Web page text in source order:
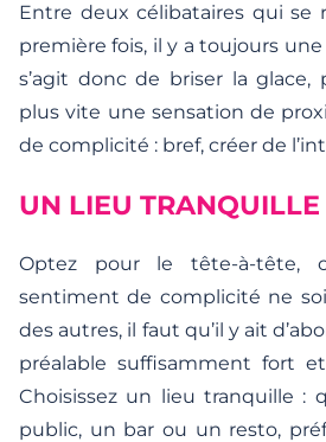
Entre deux célibataires qui se
première fois, il y a toujours
s’agit donc de briser la glace,
plus vite une sensation de
de complicité : bref, créer de
UN LIEU TRANQUILLE
Optez pour le tête-à-tête,
sentiment de complicité ne
des autres, il faut qu’il y ait
préalable suffisamment fort
Choisissez un lieu tranquille :
public, un bar ou un resto,